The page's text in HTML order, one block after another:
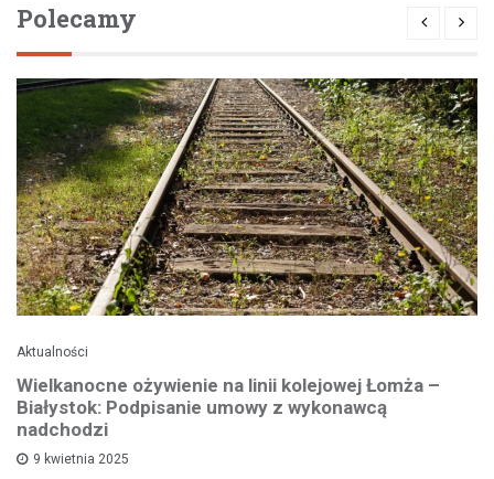
Polecamy
Aktualności
Wielkanocne ożywienie na linii kolejowej Łomża –
Białystok: Podpisanie umowy z wykonawcą
nadchodzi
9 kwietnia 2025